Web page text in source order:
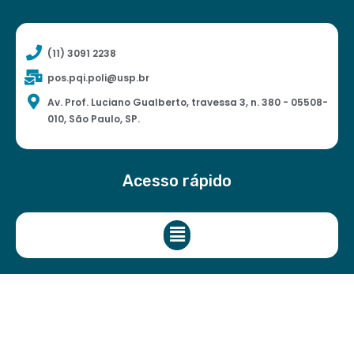
(11) 3091 2238
pos.pqi.poli@usp.br
Av. Prof. Luciano Gualberto, travessa 3, n. 380 - 05508-
010, São Paulo, SP.
Acesso rápido